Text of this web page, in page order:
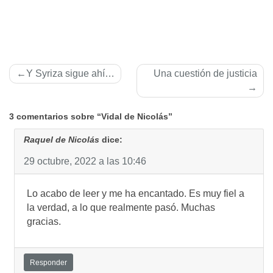
Navegación
Y Syriza sigue ahí… Una cuestión de justicia
3 comentarios sobre “Vidal de Nicolás”
Raquel de Nicolás dice:
29 octubre, 2022 a las 10:46
Lo acabo de leer y me ha encantado. Es muy fiel a
la verdad, a lo que realmente pasó. Muchas
gracias.
Responder